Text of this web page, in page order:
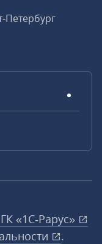
Петербург
«1С‑Рарус»
.